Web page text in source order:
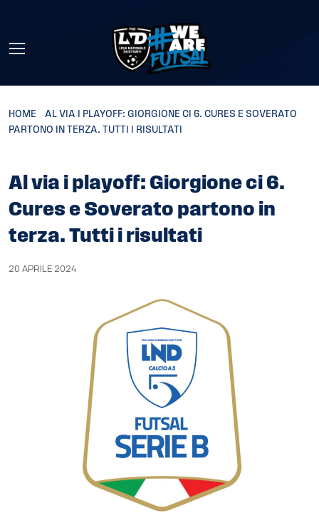
HOME
AL VIA I PLAYOFF: GIORGIONE CI 6. CURES E SOVERATO
PARTONO IN TERZA. TUTTI I RISULTATI
Al via i playoff: Giorgione ci 6.
Cures e Soverato partono in
terza. Tutti i risultati
20 APRILE 2024